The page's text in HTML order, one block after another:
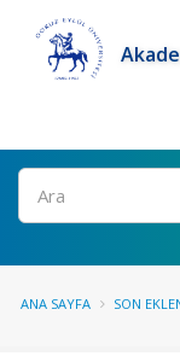
Ara
ANA SAYFA SON